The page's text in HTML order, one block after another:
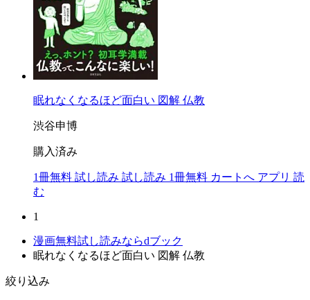
眠れなくなるほど面白い 図解 仏教
渋谷申博
購入済み
1冊無料 試し読み 試し読み 1冊無料 カートへ アプリ 読
む
1
漫画無料試し読みならdブック
眠れなくなるほど面白い 図解 仏教
絞り込み